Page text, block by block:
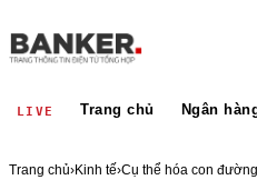
LIVE Trang chủ Ngân
Trang chủ›Kinh tế›Cụ thể hóa con